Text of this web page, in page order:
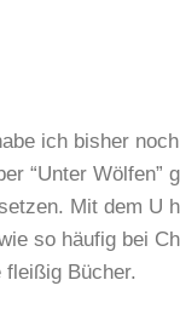
ich bisher
“Unter Wölfen”
Mit dem U
so häufig bei
fleißig Bücher.